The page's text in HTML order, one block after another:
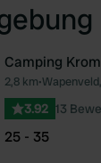
Camping
2,8 km•
3.92 13
25 - 35